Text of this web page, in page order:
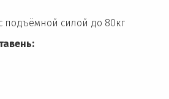
силой до 80кг